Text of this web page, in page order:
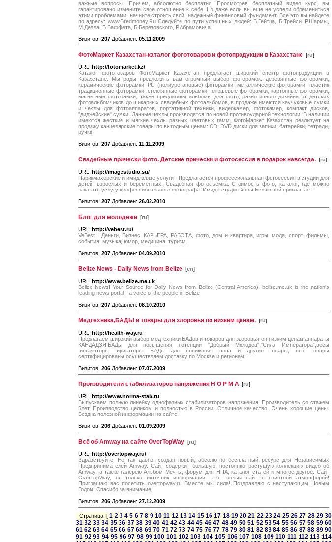
важные вопросы. Причем, абсолютно бесплатно. Просмотрев бесплатный видео курс, вы
гарантировано измените свое отношение к себе. Но даже если вы еще не успели обремениться
этими проблемами, начните строить свой, надежный финансовый фундамент. Все это вы найдете
по адресу: www.Bredmoney.Ru Следуйте по пути успешных людей: Б.Гейтца, Б.Трейси, Р.Шармы,
М.Делла, В.Баффета, Б.Березовского, Р.Абрамовича
Визитов: 207 Добавлен: 05.11.2009
ФотоМаркет Казахстан-каталог фототоваров и фотопродукции в Казахстане [ru]
URL: http://fotomarket.kz/
Каталог фототоваров ФотоМаркет Казахстан предлагает широкий спектр фотопродукции в
Казахстане. Мы рады предложить вам огромный выбор фоторамок: деревянные фоторамки,
керамические фоторамки, PU (полиуретановые) фоторамки, металлические фоторамки, пластик
традиционные фоторамки, стеклянные фоторамки, плюшевые фоторамки, картонные фоторамки,
магнитные фоторамки, также предлагаем альбомы для фото, разнотипного дизайна от детских
фотоальбомчиков до шикарных свадебных фотоальбомов, в продаже имеются каучуковые сумки
и чехлы для фотоаппаратов, портативной техники, видеокамер, фотокамер, компакт дисков,
"диджейские" сумки. Данные чехлы производятся по новой противоударной технологии. В наличии
имеются жесткие и мягкие чехлы разных цветовых гамм. ФотоМаркет Казахстан реализует на
продажу канцелярские товары по выгодным ценам: CD, DVD диски для записи, батарейки, тетради,
ручки.
Визитов: 207 Добавлен: 11.11.2009
Свадебные прически фото. Детские прически и фотосессия в подарок навсегда. [ru]
URL: http://imagestudio.su/
Парикмахерские и имиджевые услуги - Предлагается профессиональная фотосессия в студии для
детей, взрослых и беременных. Свадебная фотосъемка. Стоимость фото, каталог, где можно
заказать услугу профессионального фотографа. Имидж студия Анны Беляковой приглашает.
Визитов: 207 Добавлен: 26.02.2010
Блог для молодежи [ru]
URL: http://vebest.ru/
VeBest | Деньги, Бизнес, КАРЬЕРА, РАБОТА, фото, дом и квартира, игры, мода, спорт, фильмы,
события, музыка, юмор, медицина, туризм
Визитов: 207 Добавлен: 04.09.2010
Belize News - Daily News from Belize [en]
URL: http://www.belize.me.uk
Belize News! Your Source for Daily News from Belize (Central America). belize.me.uk is the nation's
leading news portal - a voice of the people of Belize
Визитов: 207 Добавлен: 08.10.2010
Медтехника,БАДЫ и товары для злоровья по низким ценам. [ru]
URL: http://health-way.ru
Предлагаем широкий выбор медтехники,БАДов и товаров для здоровья оп низким ценам,аппараты
КАНДАДЗЯ,БАДы для повышения потенции "Добрый Молодец","Сила Императора",весы
,ингаляторы ,иригаторы ,БАДы для понижения веса и другие товары, все товары
сертифицированы,осуществляем доставку по Москве и регионам.
Визитов: 206 Добавлен: 07.07.2009
Производители стабилизаторов напряжения Н О Р М А [ru]
URL: http://www.norma-stab.ru
Выпускаем полную линейку однофазных стабилизаторов напряжения. Производитель со стажем
5лет. Производство целиком и полностью в России. Отличное качество. Очень хорошие цены.
Бездна полезной информации на сайте!
Визитов: 206 Добавлен: 01.09.2009
Всё об Amway на сайте OverTopWay [ru]
URL: http://overtopway.ru/
Здравствуйте. Не так давно, создан новый, абсолютно бесплатный ресурс для Независимых
Предпринимателей Amway. Сайт содержит большую, постоянно растущую коллекцию видео об
Amway, а также галерею Альбом Мечты, форум для НПА, каталог статей и многое другое. Сайт
OverTopWay, не только источник информации, это тёплый сайт с приятной атмосферой!
Приглашаю вас посетить overtopway.ru Вместе мы сила! Поздравляю с наступающим Новым
Годом! Спасибо за внимание.
Визитов: 206 Добавлен: 27.12.2009
Страница: [1 2 3 4 5 6 7 8 9 10 11 12 13 14 15 16 17 18 19 20 21 22 23 24 25 26 27 28 29 30
31 32 33 34 35 36 37 38 39 40 41 42 43 44 45 46 47 48 49 50 51 52 53 54 55 56 57 58 59 60
61 62 63 64 65 66 67 68 69 70 71 72 73 74 75 76 77 78 79 80 81 82 83 84 85 86 87 88 89 90
91 92 93 94 95 96 97 98 99 100 101 102 103 104 105 106 107 108 109 110 111 112 113 114